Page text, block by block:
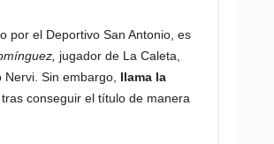
por el Deportivo San Antonio, es
jugador de La Caleta,
Sin embargo, llama la
conseguir el título de manera